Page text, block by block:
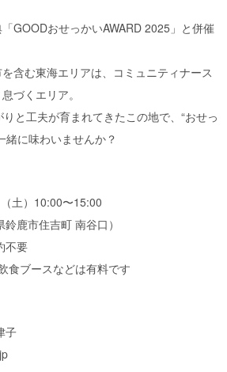
GOODおせっかいAWARD 2025」と併催
含む東海エリアは、コミュニティナース
づくエリア。
と工夫が育まれてきたこの地で、“おせっ
緒に味わいませんか？
土）10:00〜15:00
鹿市住吉町 南谷口）
不要
食ブースなどは有料です
子